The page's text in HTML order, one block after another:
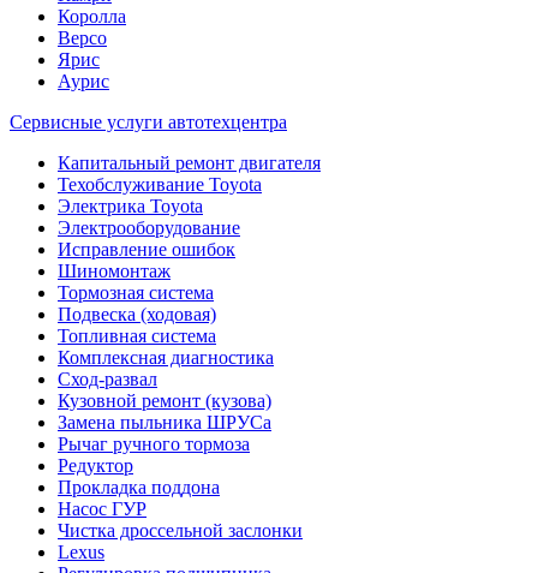
Королла
Версо
Ярис
Аурис
Сервисные услуги автотехцентра
Капитальный ремонт двигателя
Техобслуживание Toyota
Электрика Toyota
Электрооборудование
Исправление ошибок
Шиномонтаж
Тормозная система
Подвеска (ходовая)
Топливная система
Комплексная диагностика
Сход-развал
Кузовной ремонт (кузова)
Замена пыльника ШРУСа
Рычаг ручного тормоза
Редуктор
Прокладка поддона
Насос ГУР
Чистка дроссельной заслонки
Lexus